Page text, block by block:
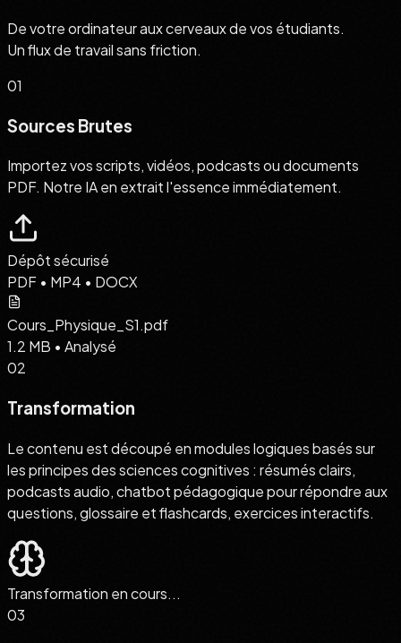
De votre ordinateur aux cerveaux de vos étudiants.
Un flux de travail sans friction.
01
Sources Brutes
Importez vos scripts, vidéos, podcasts ou documents
PDF. Notre IA en extrait l'essence immédiatement.
Dépôt sécurisé
PDF • MP4 • DOCX
Cours_Physique_S1.pdf
1.2 MB • Analysé
02
Transformation
Le contenu est découpé en modules logiques basés sur
les principes des sciences cognitives : résumés clairs,
podcasts audio, chatbot pédagogique pour répondre aux
questions, glossaire et flashcards, exercices interactifs.
Transformation en cours...
03